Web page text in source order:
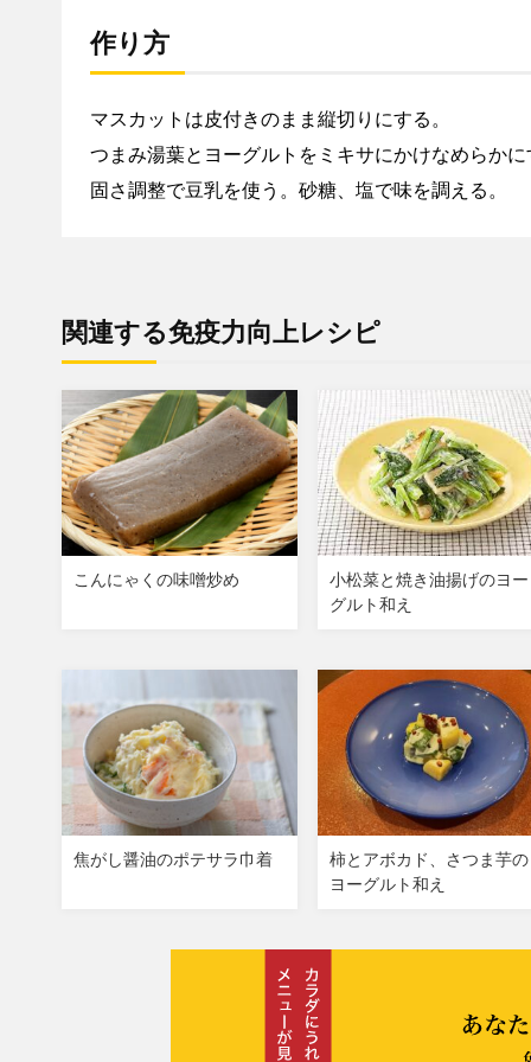
〜
を
す
な
ら
向
プ
ロ
ジ
ェ
ク
ト
。
作り方
マスカットは皮付きのまま縦切りにする。
つまみ湯葉とヨーグルトをミキサにかけなめらかに
固さ調整で豆乳を使う。砂糖、塩で味を調える。
関連する免疫力向上レシピ
こんにゃくの味噌炒め
小松菜と焼き油揚げのヨー
グルト和え
焦がし醤油のポテサラ巾着
柿とアボカド、さつま芋の
ヨーグルト和え